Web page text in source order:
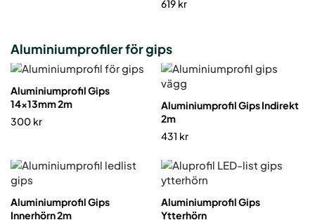
619 kr
Aluminiumprofiler för gips
Aluminiumprofil Gips
14x13mm 2m
300 kr
Aluminiumprofil Gips Indirekt
2m
431 kr
Aluminiumprofil Gips
Innerhörn 2m
Aluminiumprofil Gips
Ytterhörn